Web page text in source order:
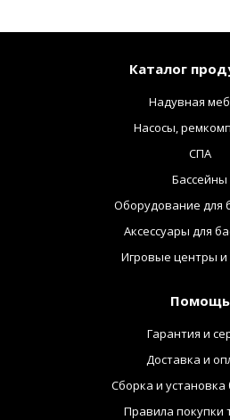
Каталог
Надувная
Насосы,
СПА
Бассейны
Оборудование для
Аксессуары для
Игровые центры и
Помощь
Гарантия и
Доставка и
Сборка и установка
Правила покупки